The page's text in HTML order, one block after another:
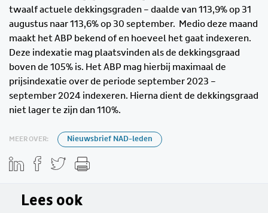
twaalf actuele dekkingsgraden – daalde van 113,9% op 31
augustus naar 113,6% op 30 september. Medio deze maand
maakt het ABP bekend of en hoeveel het gaat indexeren.
Deze indexatie mag plaatsvinden als de dekkingsgraad
boven de 105% is. Het ABP mag hierbij maximaal de
prijsindexatie over de periode september 2023 –
september 2024 indexeren. Hierna dient de dekkingsgraad
niet lager te zijn dan 110%.
MEER OVER: Nieuwsbrief NAD-leden
Lees ook